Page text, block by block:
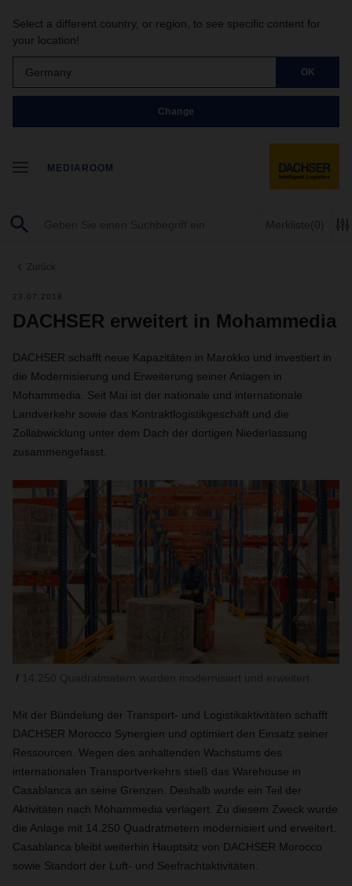
Select a different country, or region, to see specific content for
your location!
Germany OK
Change
MEDIAROOM
Merkliste(0)
Zurück
23.07.2018
DACHSER erweitert in Mohammedia
DACHSER schafft neue Kapazitäten in Marokko und investiert in
die Modernisierung und Erweiterung seiner Anlagen in
Mohammedia. Seit Mai ist der nationale und internationale
Landverkehr sowie das Kontraktlogistikgeschäft und die
Zollabwicklung unter dem Dach der dortigen Niederlassung
zusammengefasst.
Mit der Bündelung der Transport- und Logistikaktivitäten schafft
DACHSER Morocco Synergien und optimiert den Einsatz seiner
Ressourcen. Wegen des anhaltenden Wachstums des
internationalen Transportverkehrs stieß das Warehouse in
Casablanca an seine Grenzen. Deshalb wurde ein Teil der
Aktivitäten nach Mohammedia verlagert. Zu diesem Zweck wurde
die Anlage mit 14.250 Quadratmetern modernisiert und erweitert.
Casablanca bleibt weiterhin Hauptsitz von DACHSER Morocco
sowie Standort der Luft- und Seefrachtaktivitäten.